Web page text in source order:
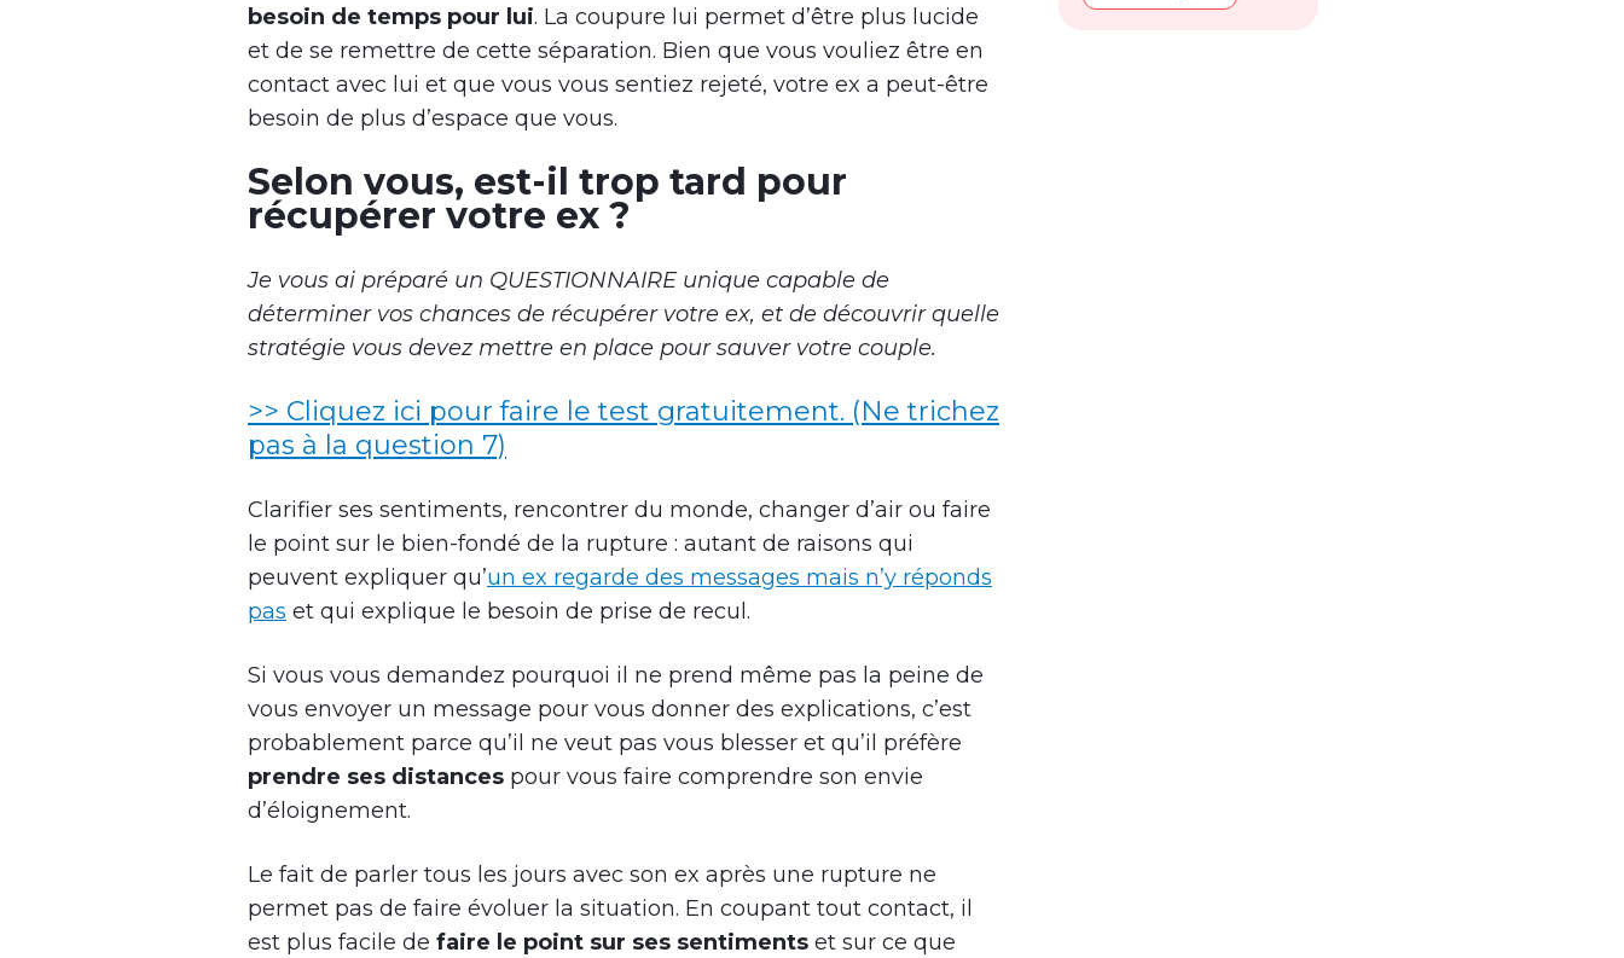
besoin de temps pour lui. La coupure lui permet d’être plus lucide
et de se remettre de cette séparation. Bien que vous vouliez être en
contact avec lui et que vous vous sentiez rejeté, votre ex a peut-être
besoin de plus d’espace que vous.
Selon vous, est-il trop tard pour
récupérer votre ex ?
Je vous ai préparé un QUESTIONNAIRE unique capable de
déterminer vos chances de récupérer votre ex, et de découvrir quelle
stratégie vous devez mettre en place pour sauver votre couple.
>> Cliquez ici pour faire le test gratuitement. (Ne trichez
pas à la question 7)
Clarifier ses sentiments, rencontrer du monde, changer d’air ou faire
le point sur le bien-fondé de la rupture : autant de raisons qui
peuvent expliquer qu’un ex regarde des messages mais n’y réponds
pas et qui explique le besoin de prise de recul.
Si vous vous demandez pourquoi il ne prend même pas la peine de
vous envoyer un message pour vous donner des explications, c’est
probablement parce qu’il ne veut pas vous blesser et qu’il préfère
prendre ses distances pour vous faire comprendre son envie
d’éloignement.
Le fait de parler tous les jours avec son ex après une rupture ne
permet pas de faire évoluer la situation. En coupant tout contact, il
est plus facile de faire le point sur ses sentiments et sur ce que